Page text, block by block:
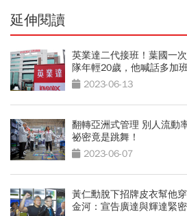
延伸閱讀
英業達二代接班！葉國一
隊年輕20歲，他喊話多加
2023-06-13
翻轉亞洲式管理 別人流動
祕密竟是跳舞！
2023-06-07
黃仁勳脫下招牌皮衣幫他
金河：宣告廣達與輝達緊